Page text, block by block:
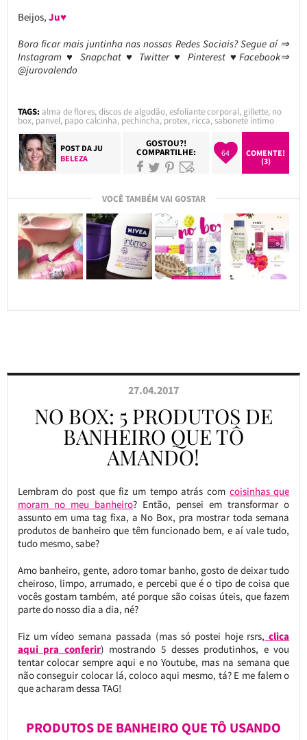
Beijos, Ju♥
Bora ficar mais juntinha nas nossas Redes Sociais? Segue aí ⇒
Instagram ♥ Snapchat ♥ Twitter ♥ Pinterest ♥Facebook⇒
@jurovalendo
TAGS: alma de flores,discos de algodão,esfoliante corporal, gillette, no
box, panvel, papo calcinha, pechincha, protex, ricca,sabonete íntimo
POST DAJU
BELEZA
GOSTOU?!
COMPARTILHE: 64
COMENTE!
(3)
VOCÊ TAMBÉM VAI GOSTAR
27.04.2017
NO BOX: 5 PRODUTOS DE
BANHEIRO QUE TÔ
AMANDO!
Lembram do post que fiz um tempo atrás com coisinhas que
moram no meu banheiro? Então, pensei em transformar o
assunto em uma tag fixa, a No Box, pra mostrar toda semana
produtos de banheiro que têm funcionado bem, e aí vale tudo,
tudo mesmo, sabe?
Amo banheiro, gente, adoro tomar banho, gosto de deixar tudo
cheiroso, limpo, arrumado, e percebi que é o tipo de coisa que
vocês gostam também, até porque são coisas úteis, que fazem
parte do nosso dia a dia, né?
Fiz um vídeo semana passada (mas só postei hoje rsrs, clica
aqui pra conferir) mostrando 5 desses produtinhos, e vou
tentar colocar sempre aqui e no Youtube, mas na semana que
não conseguir colocar lá, coloco aqui mesmo, tá? E me falem o
que acharam dessa TAG!
PRODUTOS DE BANHEIRO QUE TÔ USANDO